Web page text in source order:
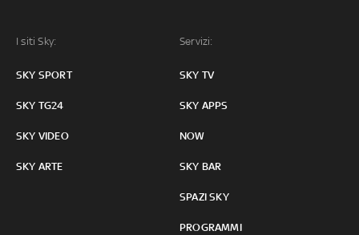
I siti Sky:
SKY SPORT
SKY TG24
SKY VIDEO
SKY ARTE
Servizi:
SKY TV
SKY APPS
NOW
SKY BAR
SPAZI SKY
PROGRAMMI